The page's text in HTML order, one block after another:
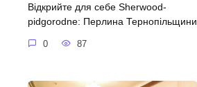
Відкрийте для себе Sherwood-
pidgorodne: Перлина Тернопільщини
0 87